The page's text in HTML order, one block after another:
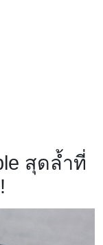
สุดล้ำที่